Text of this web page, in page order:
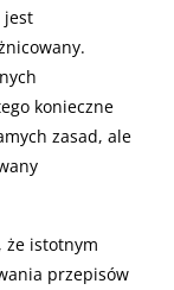
jest
konieczne
zasad, ale
że istotnym
przepisów